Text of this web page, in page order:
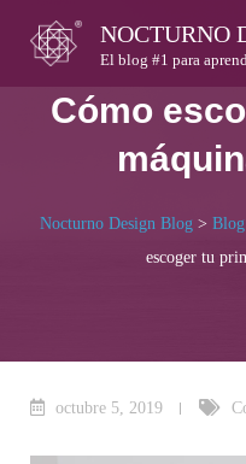
content
NOCTURNO
El blog #1 para
Cómo
Nocturno Design Blog> Blog
escoger tu
octubre 5, 2019